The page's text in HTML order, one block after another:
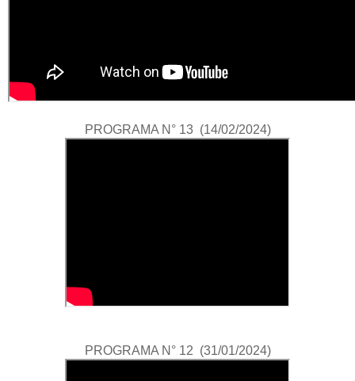
PROGRAMA N° 13 (14/02/2024)
PROGRAMA N° 12 (31/01/2024)